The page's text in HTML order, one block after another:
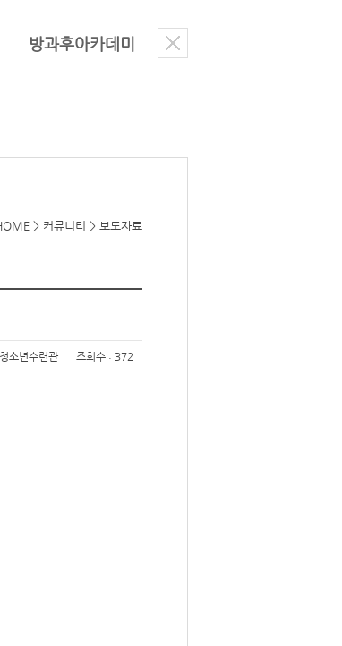
방과후아카데미
> 커뮤니티 > 보도자료
소년수련관 조회수 : 372